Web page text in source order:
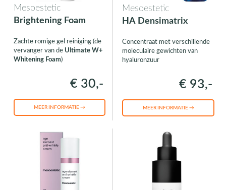
Mesoestetic
Brightening Foam
Zachte romige gel reiniging (de
vervanger van de Ultimate W+
Whitening Foam)
€ 30,-
MEER INFORMATIE →
Mesoestetic
HA Densimatrix
Concentraat met verschillende
moleculaire gewichten van
hyaluronzuur
€ 93,-
MEER INFORMATIE →